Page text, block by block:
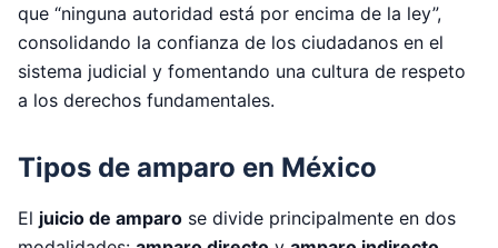
que “ninguna autoridad está por encima de la ley”,
consolidando la confianza de los ciudadanos en el
sistema judicial y fomentando una cultura de respeto
a los derechos fundamentales.
Tipos de amparo en México
El juicio de amparo se divide principalmente en dos